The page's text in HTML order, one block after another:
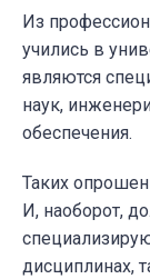
Из
учились в
являются
наук,
обеспечения.
Таких
И, наоборот,
дисциплинах,